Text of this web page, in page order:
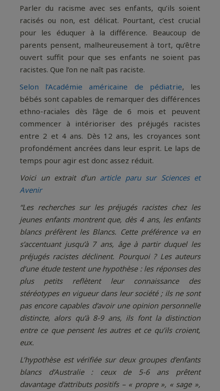
Parler du racisme avec ses enfants, qu’ils soient
racisés ou non, est délicat. Pourtant, c’est crucial
pour les éduquer à la différence. Beaucoup de
parents pensent, malheureusement à tort, qu’être
ouvert suffit pour que ses enfants ne soient pas
racistes. Que l’on ne naît pas raciste.
Selon l’Académie américaine de pédiatrie, les
bébés sont capables de remarquer des différences
ethno-raciales dès l’âge de 6 mois et peuvent
commencer à intérioriser des préjugés racistes
entre 2 et 4 ans. Dès 12 ans, les croyances sont
profondément ancrées dans leur esprit. Le laps de
temps pour agir est donc assez réduit.
Voici un extrait d’un article paru sur Sciences et
Avenir
“Les recherches sur les préjugés racistes chez les
jeunes enfants montrent que, dès 4 ans, les enfants
blancs préfèrent les Blancs. Cette préférence va en
s’accentuant jusqu’à 7 ans, âge à partir duquel les
préjugés racistes déclinent. Pourquoi ? Les auteurs
d’une étude testent une hypothèse : les réponses des
plus petits reflètent leur connaissance des
stéréotypes en vigueur dans leur société ; ils ne sont
pas encore capables d’avoir une opinion personnelle
distincte, alors qu’à 8-9 ans, ils font la distinction
entre ce que pensent les autres et ce qu’ils croient,
eux.
L’hypothèse est vérifiée sur deux groupes d’enfants
blancs d’Australie : ceux de 5-6 ans prêtent
davantage d’attributs positifs – « propre », « sage »,